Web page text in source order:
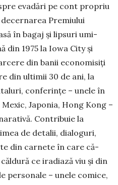
eva­dări pe cont propriu
Premiului
în bagaj și lipsuri umi­
din 1975 la Iowa City și
din banii econo­mi­siți
din ultimii 30 de ani, la
confe­rințe – unele în
Japonia, Hong Kong –
Contribuie la
de detalii, dialoguri,
din carnete în care că­
ce iradiază viu și din
personale – unele comice,